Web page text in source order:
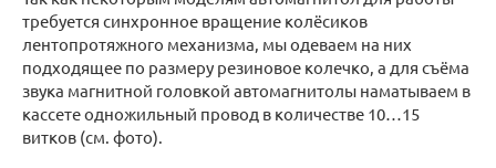
требуется синхронное вращение колёсиков
лентопротяжного механизма, мы одеваем на них
подходящее по размеру резиновое колечко, а для съёма
звука магнитной головкой автомагнитолы наматываем в
кассете одножильный провод в количестве 10…15
витков (см. фото).